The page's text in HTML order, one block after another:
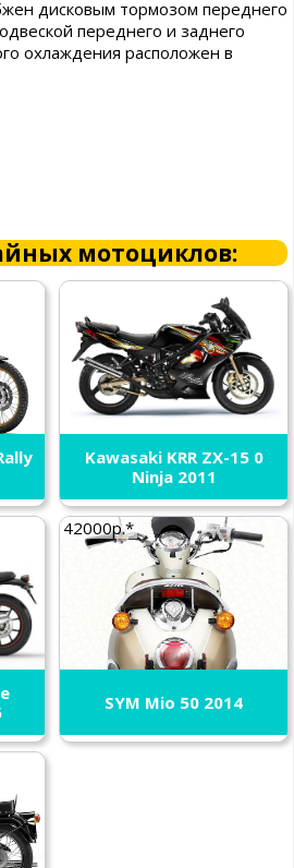
дисковым тормозом переднего
переднего и заднего
охлаждения расположен в
мотоциклов:
Kawasaki KRR ZX-15 0
Ninja 2011
42000р.*
SYM Mio 50 2014